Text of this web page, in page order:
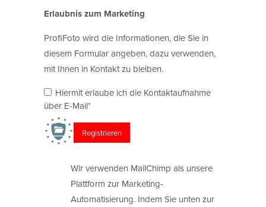
Erlaubnis zum Marketing
ProfiFoto wird die Informationen, die Sie in
diesem Formular angeben, dazu verwenden,
mit Ihnen in Kontakt zu bleiben.
Hiermit erlaube ich die Kontaktaufnahme
über E-Mail*
Wir verwenden MailChimp als unsere
Plattform zur Marketing-
Automatisierung. Indem Sie unten zur